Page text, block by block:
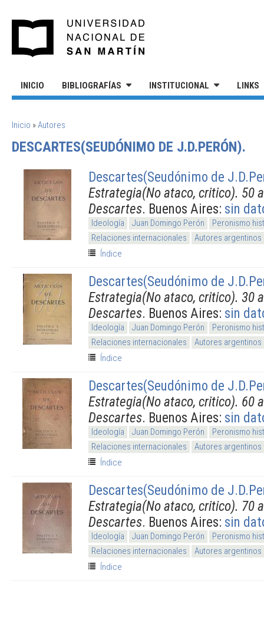
INICIO BIBLIOGRAFÍAS INSTITUCIONAL LINKS
SE ENCUENTRA USTED AQUÍ
Inicio »Autores
DESCARTES(SEUDÓNIMO DE J.D.PERÓN).
Descartes(Seudónimo de
Estrategia(No ataco, critico). 50
Descartes. Buenos Aires: sin
Ideología Juan Domingo Perón
Peronismo
Relaciones internacionales
Autores argentinos
Índice
Descartes(Seudónimo de
Estrategia(No ataco, critico). 30
Descartes. Buenos Aires: sin
Ideología Juan Domingo Perón
Peronismo
Relaciones internacionales
Autores argentinos
Índice
Descartes(Seudónimo de
Estrategia(No ataco, critico). 60
Descartes. Buenos Aires: sin
Ideología Juan Domingo Perón
Peronismo
Relaciones internacionales
Autores argentinos
Índice
Descartes(Seudónimo de
Estrategia(No ataco, critico). 70
Descartes. Buenos Aires: sin
Ideología Juan Domingo Perón
Peronismo
Relaciones internacionales
Autores argentinos
Índice